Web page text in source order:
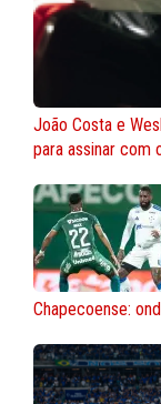
João Costa e
para assinar com
Chapecoense: